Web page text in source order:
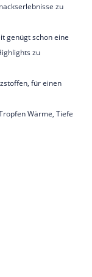
zu
genügt schon eine
zu
für einen
Wärme, Tiefe